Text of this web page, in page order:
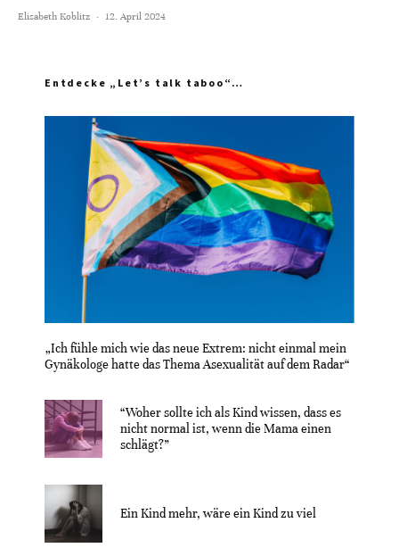
Elisabeth Koblitz · 12. April 2024
Entdecke „Let’s talk taboo“…
„Ich fühle mich wie das neue Extrem: nicht einmal mein
Gynäkologe hatte das Thema Asexualität auf dem Radar“
“Woher sollte ich als Kind wissen, dass es
nicht normal ist, wenn die Mama einen
schlägt?”
Ein Kind mehr, wäre ein Kind zu viel